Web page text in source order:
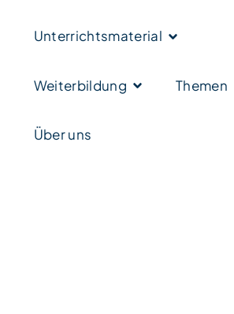
Unterrichtsmaterial
Weiterbildung Themen
Über uns